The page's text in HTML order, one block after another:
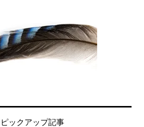
ピックアップ記事